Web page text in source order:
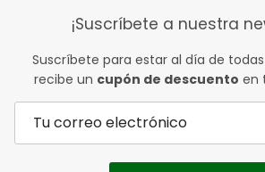
¡Suscríbete a nuestra
Suscríbete para estar al día de
recibe un cupón de descuento en